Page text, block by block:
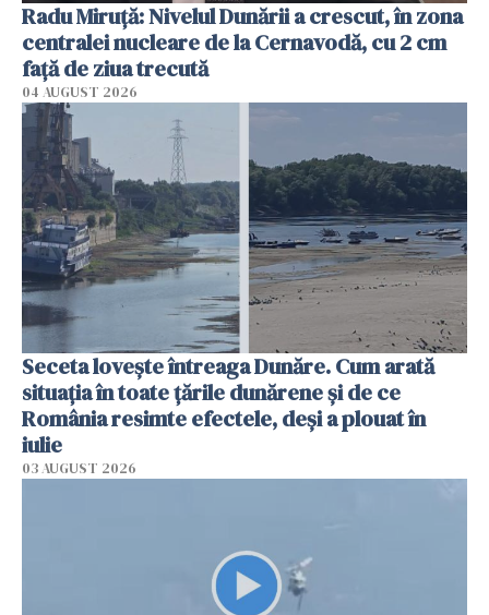
Radu Miruţă: Nivelul Dunării a crescut, în zona
centralei nucleare de la Cernavodă, cu 2 cm
faţă de ziua trecută
04 AUGUST 2026
Seceta lovește întreaga Dunăre. Cum arată
situația în toate țările dunărene și de ce
România resimte efectele, deși a plouat în
iulie
03 AUGUST 2026